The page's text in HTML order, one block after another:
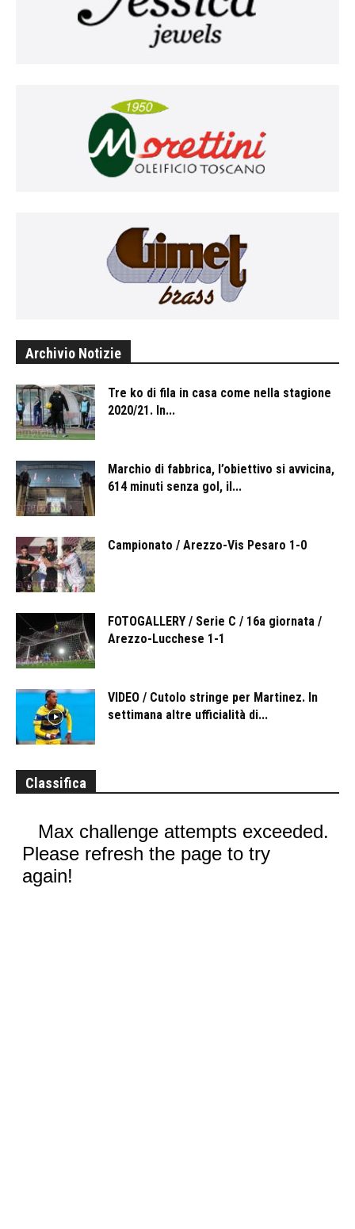
Archivio Notizie
Tre ko di fila in casa come nella stagione
2020/21. In...
Marchio di fabbrica, l’obiettivo si avvicina,
614 minuti senza gol, il...
Campionato / Arezzo-Vis Pesaro 1-0
FOTOGALLERY / Serie C / 16a giornata /
Arezzo-Lucchese 1-1
VIDEO / Cutolo stringe per Martinez. In
settimana altre ufficialità di...
Classifica